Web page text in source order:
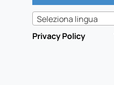
Seleziona lingua
Privacy Policy